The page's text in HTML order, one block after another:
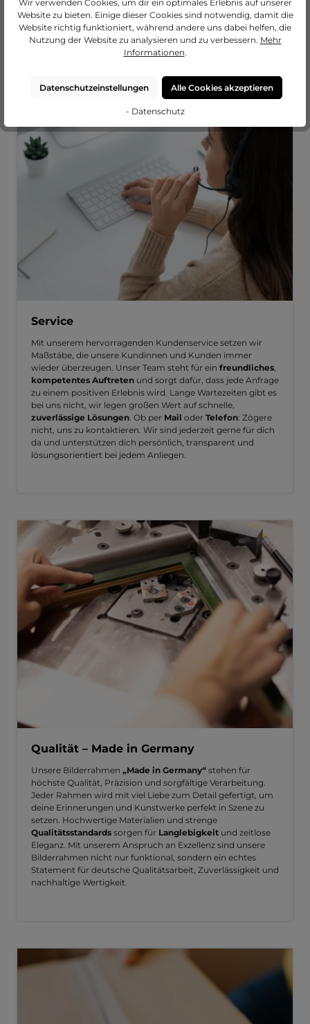
Das sagen unsere Kund:innen
Unsere Leistungen
Service
Mit unserem hervorragenden Kundenservice setzen wir
Maßstäbe, die unsere Kundinnen und Kunden immer
wieder überzeugen. Unser Team steht für ein freundliches
kompetentes Auftreten und sorgt dafür, dass jede Anfrage
zu einem positiven Erlebnis wird. Lange Wartezeiten gibt es
bei uns nicht, wir legen großen Wert auf schnelle,
zuverlässige Lösungen . Ob per Mail oder Telefon: Zögere
nicht, uns zu kontaktieren. Wir sind jederzeit gerne für dich
da und unterstützen dich persönlich, transparent und
lösungsorientiert bei jedem Anliegen.
Qualität – Made in Germany
Unsere Bilderrahmen „Made in Germany“ stehen für
höchste Qualität, Präzision und sorgfältige Verarbeitung.
Jeder Rahmen wird mit viel Liebe zum Detail gefertigt, um
deine Erinnerungen und Kunstwerke perfekt in Szene zu
setzen. Hochwertige Materialien und strenge
Qualitätsstandards sorgen für Langlebigkeit und zeitlose
Eleganz. Mit unserem Anspruch an Exzellenz sind unsere
Bilderrahmen nicht nur funktional, sondern ein echtes
Statement für deutsche Qualitätsarbeit, Zuverlässigkeit und
nachhaltige Wertigkeit.
Wir verwenden Cookies, um dir ein optimales Erlebnis auf unserer
Website zu bieten. Einige dieser Cookies sind notwendig, damit die
Website richtig funktioniert, während andere uns dabei helfen, die
Nutzung der Website zu analysieren und zu verbessern. Mehr
Informationen.
Datenschutzeinstellungen Alle Cookies akzeptieren
- Datenschutz